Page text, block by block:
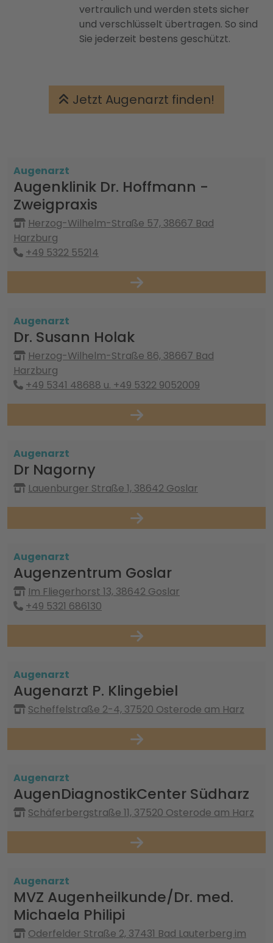
vertraulich und werden stets sicher
und verschlüsselt übertragen. So sind
Sie jederzeit bestens geschützt.
Jetzt Augenarzt finden!
Augenarzt
Augenklinik Dr. Hoffmann -
Zweigpraxis
Herzog-Wilhelm-Straße 57, 38667 Bad
Harzburg
+49 5322 55214
Augenarzt
Dr. Susann Holak
Herzog-Wilhelm-Straße 86, 38667 Bad
Harzburg
+49 5341 48688 u. +49 5322 9052009
Augenarzt
Dr Nagorny
Lauenburger Straße 1, 38642 Goslar
Augenarzt
Augenzentrum Goslar
Im Fliegerhorst 13, 38642 Goslar
+49 5321 686130
Augenarzt
Augenarzt P. Klingebiel
Scheffelstraße 2-4, 37520 Osterode am Harz
Augenarzt
AugenDiagnostikCenter Südharz
Schäferbergstraße 11, 37520 Osterode am Harz
Augenarzt
MVZ Augenheilkunde/Dr. med.
Michaela Philipi
Oderfelder Straße 2, 37431 Bad Lauterberg im